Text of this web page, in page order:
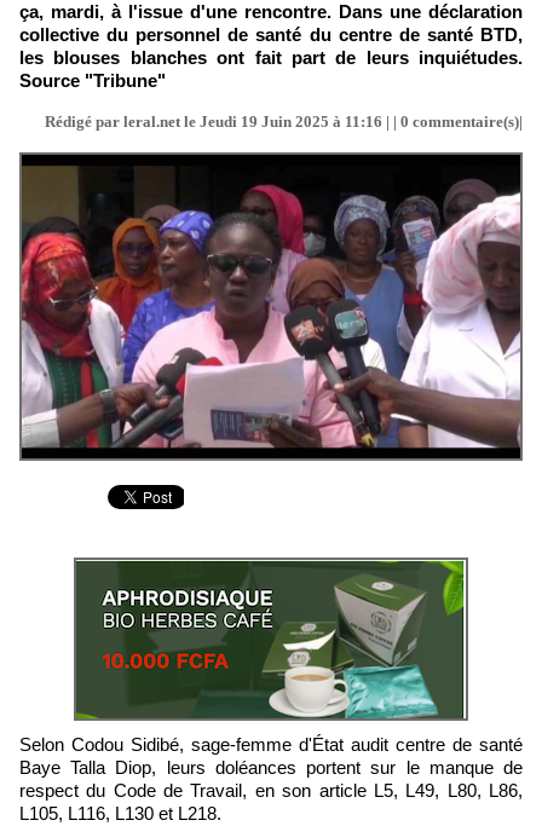
ça, mardi, à l'issue d'une rencontre. Dans une déclaration
collective du personnel de santé du centre de santé BTD,
les blouses blanches ont fait part de leurs inquiétudes.
Source "Tribune"
Rédigé par leral.net le Jeudi 19 Juin 2025 à 11:16 | | 0 commentaire(s)|
Selon Codou Sidibé, sage-femme d'État audit centre de santé
Baye Talla Diop, leurs doléances portent sur le manque de
respect du Code de Travail, en son article L5, L49, L80, L86,
L105, L116, L130 et L218.